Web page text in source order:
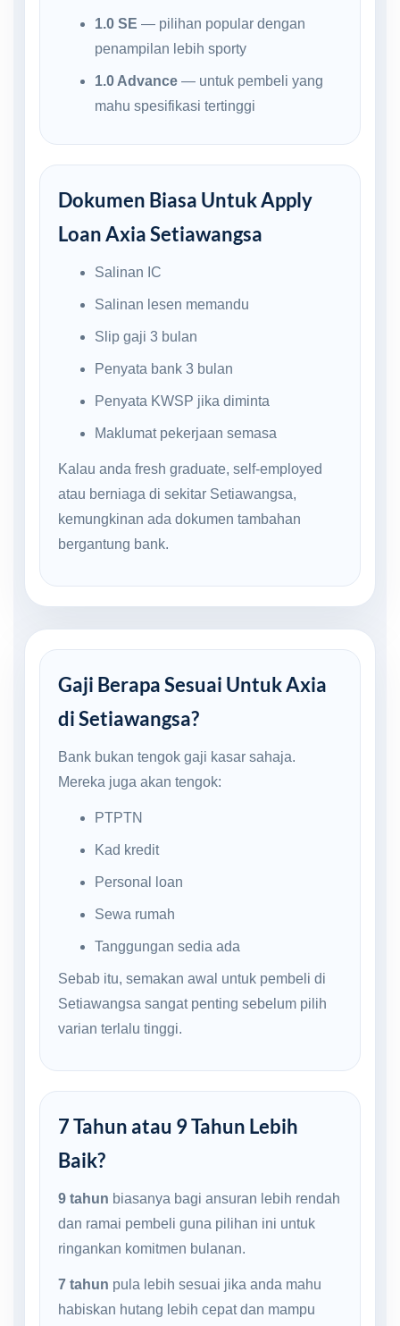
1.0 SE — pilihan popular dengan
penampilan lebih sporty
1.0 Advance— untuk pembeli yang
mahu spesifikasi tertinggi
Dokumen Biasa Untuk Apply
Loan Axia Setiawangsa
Salinan IC
Salinan lesen memandu
Slip gaji 3 bulan
Penyata bank 3 bulan
Penyata KWSP jika diminta
Maklumat pekerjaan semasa
Kalau anda fresh graduate, self-employed
atau berniaga di sekitar Setiawangsa,
kemungkinan ada dokumen tambahan
bergantung bank.
Gaji Berapa Sesuai Untuk Axia
di Setiawangsa?
Bank bukan tengok gaji kasar sahaja.
Mereka juga akan tengok:
PTPTN
Kad kredit
Personal loan
Sewa rumah
Tanggungan sedia ada
Sebab itu, semakan awal untuk pembeli di
Setiawangsa sangat penting sebelum pilih
varian terlalu tinggi.
7 Tahun atau 9 Tahun Lebih
Baik?
9 tahun biasanya bagi ansuran lebih rendah
dan ramai pembeli guna pilihan ini untuk
ringankan komitmen bulanan.
7 tahun pula lebih sesuai jika anda mahu
habiskan hutang lebih cepat dan mampu